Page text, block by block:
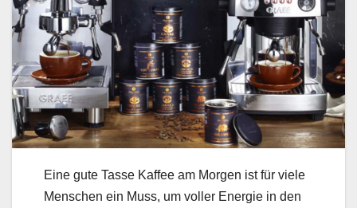
Eine gute Tasse Kaffee am Morgen ist für viele
Menschen ein Muss, um voller Energie in den